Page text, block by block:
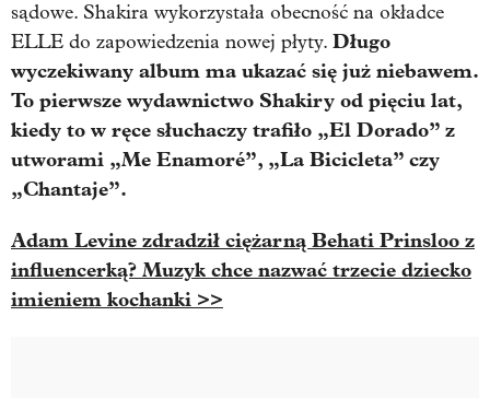
sądowe. Shakira wykorzystała obecność na okładce
ELLE do zapowiedzenia nowej płyty. Długo
wyczekiwany album ma ukazać się już niebawem.
To pierwsze wydawnictwo Shakiry od pięciu lat,
kiedy to w ręce słuchaczy trafiło „El Dorado” z
utworami „Me Enamoré”, „La Bicicleta” czy
„Chantaje”.
Adam Levine zdradził ciężarną Behati Prinsloo z
influencerką? Muzyk chce nazwać trzecie dziecko
imieniem kochanki >>